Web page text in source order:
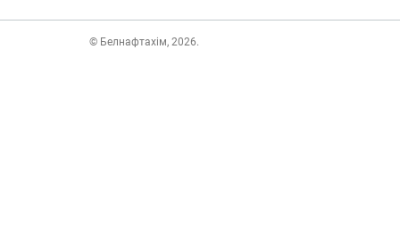
© Белнафтахім, 2026.